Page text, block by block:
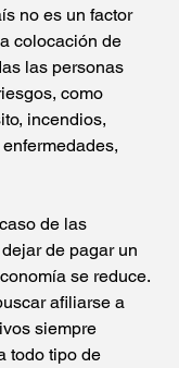
no es un factor
colocación de
las personas
como
incendios,
de las
de pagar un
se reduce.
afiliarse a
siempre
todo tipo de